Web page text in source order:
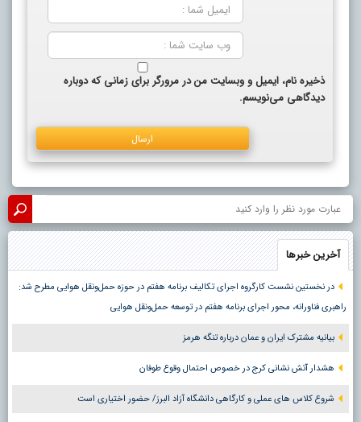
ذخیره نام، ایمیل و وبسایت من در مرورگر برای زمانی که دوباره
دیدگاهی می‌نویسم.
آخرین خبرها
در نخستین نشست کارگروه اجرای تکالیف برنامه هفتم در حوزه حمل‌ونقل هوایی مطرح شد:
راهبری فناورانه، محور اجرای برنامه هفتم در توسعه حمل‌ونقل هوایی
بیانیه مشترک ایران و عمان درباره تنگه هرمز
هشدار آتش نشانی کرج در خصوص احتمال وقوع طوفان
شروع کلاس های عملی و کارگاهی دانشگاه آزاد البرز/ حضور اختیاری است